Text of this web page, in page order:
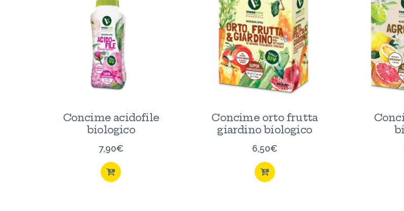
Concime acidofile
biologico
7,90€
Concime orto frutta
giardino biologico
6,50€